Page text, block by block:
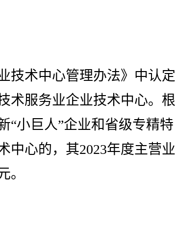
技术中心管理办法》中认定
术服务业企业技术中心。根
“小巨人”企业和省级专精特
中心的，其2023年度主营业
。